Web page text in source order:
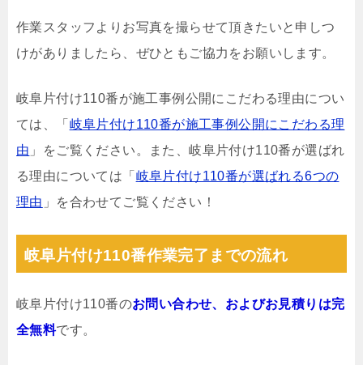
作業スタッフよりお写真を撮らせて頂きたいと申しつ
けがありましたら、ぜひともご協力をお願いします。
岐阜片付け110番が施工事例公開にこだわる理由につい
ては、「 岐阜片付け110番が施工事例公開にこだわる理
由 」をご覧ください。また、岐阜片付け110番が選ばれ
る理由については「 岐阜片付け110番が選ばれる6つの
理由 」を合わせてご覧ください！
岐阜片付け110番作業完了までの流れ
岐阜片付け110番のお問い合わせ、およびお見積りは完
全無料です。